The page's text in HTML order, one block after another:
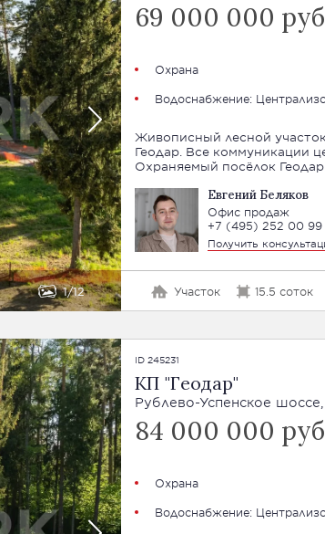
1 12
69 000 000 руб
Охрана
Водоснабжение:
Живописный лесной
Геодар. Все коммуникации
Охраняемый посёлок
Евгений Беляков
Офис продаж
+7 (495) 252 00 99
Получить
Участок 15.5 соток
ID 245231
КП "Геодар"
Рублево-Успенское
84 000 000 руб
Охрана
Водоснабжение: